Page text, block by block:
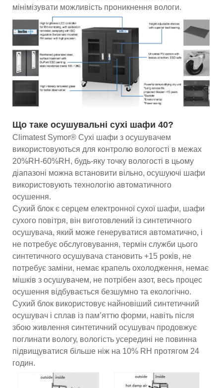
мінімізувати можливість проникнення вологи.
Що таке осушувальні сухі шафи 40?
Climatest Symor® Сухі шафи з осушувачем
використовуються для контролю вологості в межах
20%RH-60%RH, будь-яку точку вологості в цьому
діапазоні можна встановити вільно, осушуючі шафи
використовують технологію автоматичного
осушення.
Сухий блок є серцем електронної сухої шафи, шафи
сухого повітря, він виготовлений із синтетичного
осушувача, який може генеруватися автоматично, і
не потребує обслуговування, термін служби цього
синтетичного осушувача становить +15 років, не
потребує заміни, немає крапель охолодження, немає
мішків з осушувачем, не потрібен азот, весь процес
осушення відбувається безшумно та екологічно.
Сухий блок використовує найновіший синтетичний
осушувач і сплав із пам’яттю форми, навіть після
збою живлення синтетичний осушувач продовжує
поглинати вологу, вологість усередині не повинна
підвищуватися більше ніж на 10% RH протягом 24
годин.